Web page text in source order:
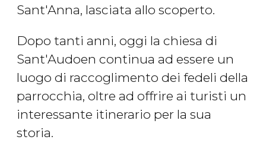
Sant'Anna, lasciata allo scoperto.
Dopo tanti anni, oggi la chiesa di
Sant'Audoen continua ad essere un
luogo di raccoglimento dei fedeli della
parrocchia, oltre ad offrire ai turisti un
interessante itinerario per la sua
storia.